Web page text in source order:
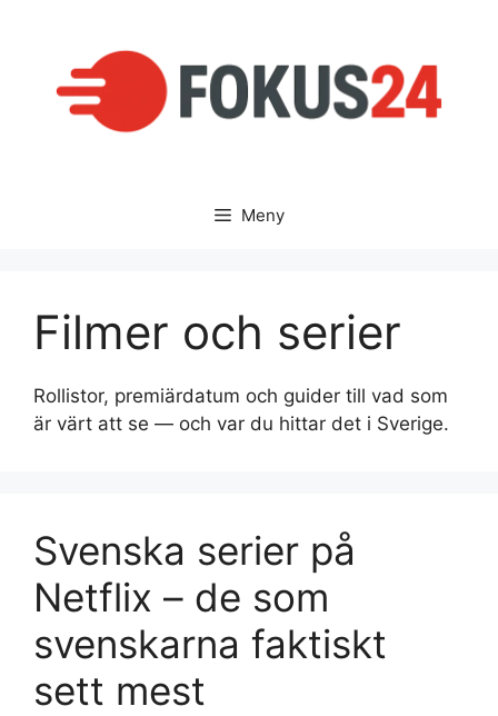
Meny
Filmer och serier
Rollistor, premiärdatum och guider till vad som
är värt att se — och var du hittar det i Sverige.
Svenska serier på
Netflix – de som
svenskarna faktiskt
sett mest